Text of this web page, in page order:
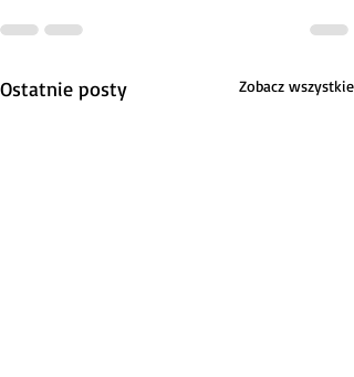
Ostatnie posty Zobacz wszystkie